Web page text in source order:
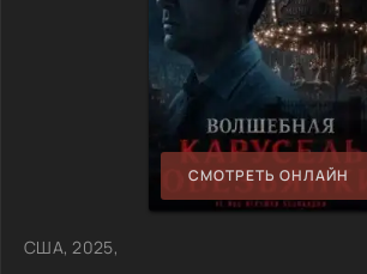
СМОТРЕТЬ ОНЛАЙН
США, 2025,